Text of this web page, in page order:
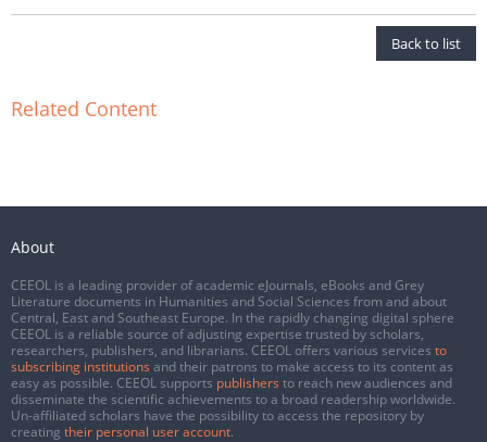
Back to list
Related Content
About
CEEOL is a leading provider of academic eJournals, eBooks and Grey
Literature documents in Humanities and Social Sciences from and about
Central, East and Southeast Europe. In the rapidly changing digital sphere
CEEOL is a reliable source of adjusting expertise trusted by scholars,
researchers, publishers, and librarians. CEEOL offers various services to
subscribing institutions and their patrons to make access to its content as
easy as possible. CEEOL supports publishers to reach new audiences and
disseminate the scientific achievements to a broad readership worldwide.
Un-affiliated scholars have the possibility to access the repository by
creating their personal user account.